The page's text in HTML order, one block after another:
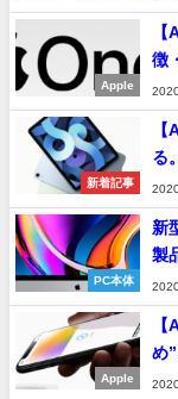
Apple
徴
新着記事
る
PC本体
新
製
Apple
め